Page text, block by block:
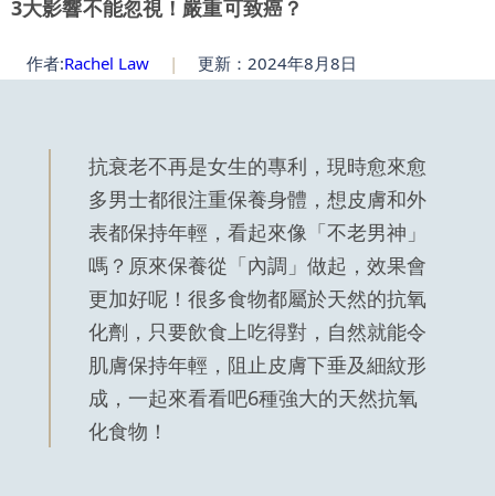
3大影響不能忽視！嚴重可致癌？
作者:Rachel Law | 更新：2024年8月8日
抗衰老不再是女生的專利，現時愈來愈
多男士都很注重保養身體，想皮膚和外
表都保持年輕，看起來像「不老男神」
嗎？原來保養從「內調」做起，效果會
更加好呢！很多食物都屬於天然的抗氧
化劑，只要飲食上吃得對，自然就能令
肌膚保持年輕，阻止皮膚下垂及細紋形
成，一起來看看吧6種強大的天然抗氧
化食物！